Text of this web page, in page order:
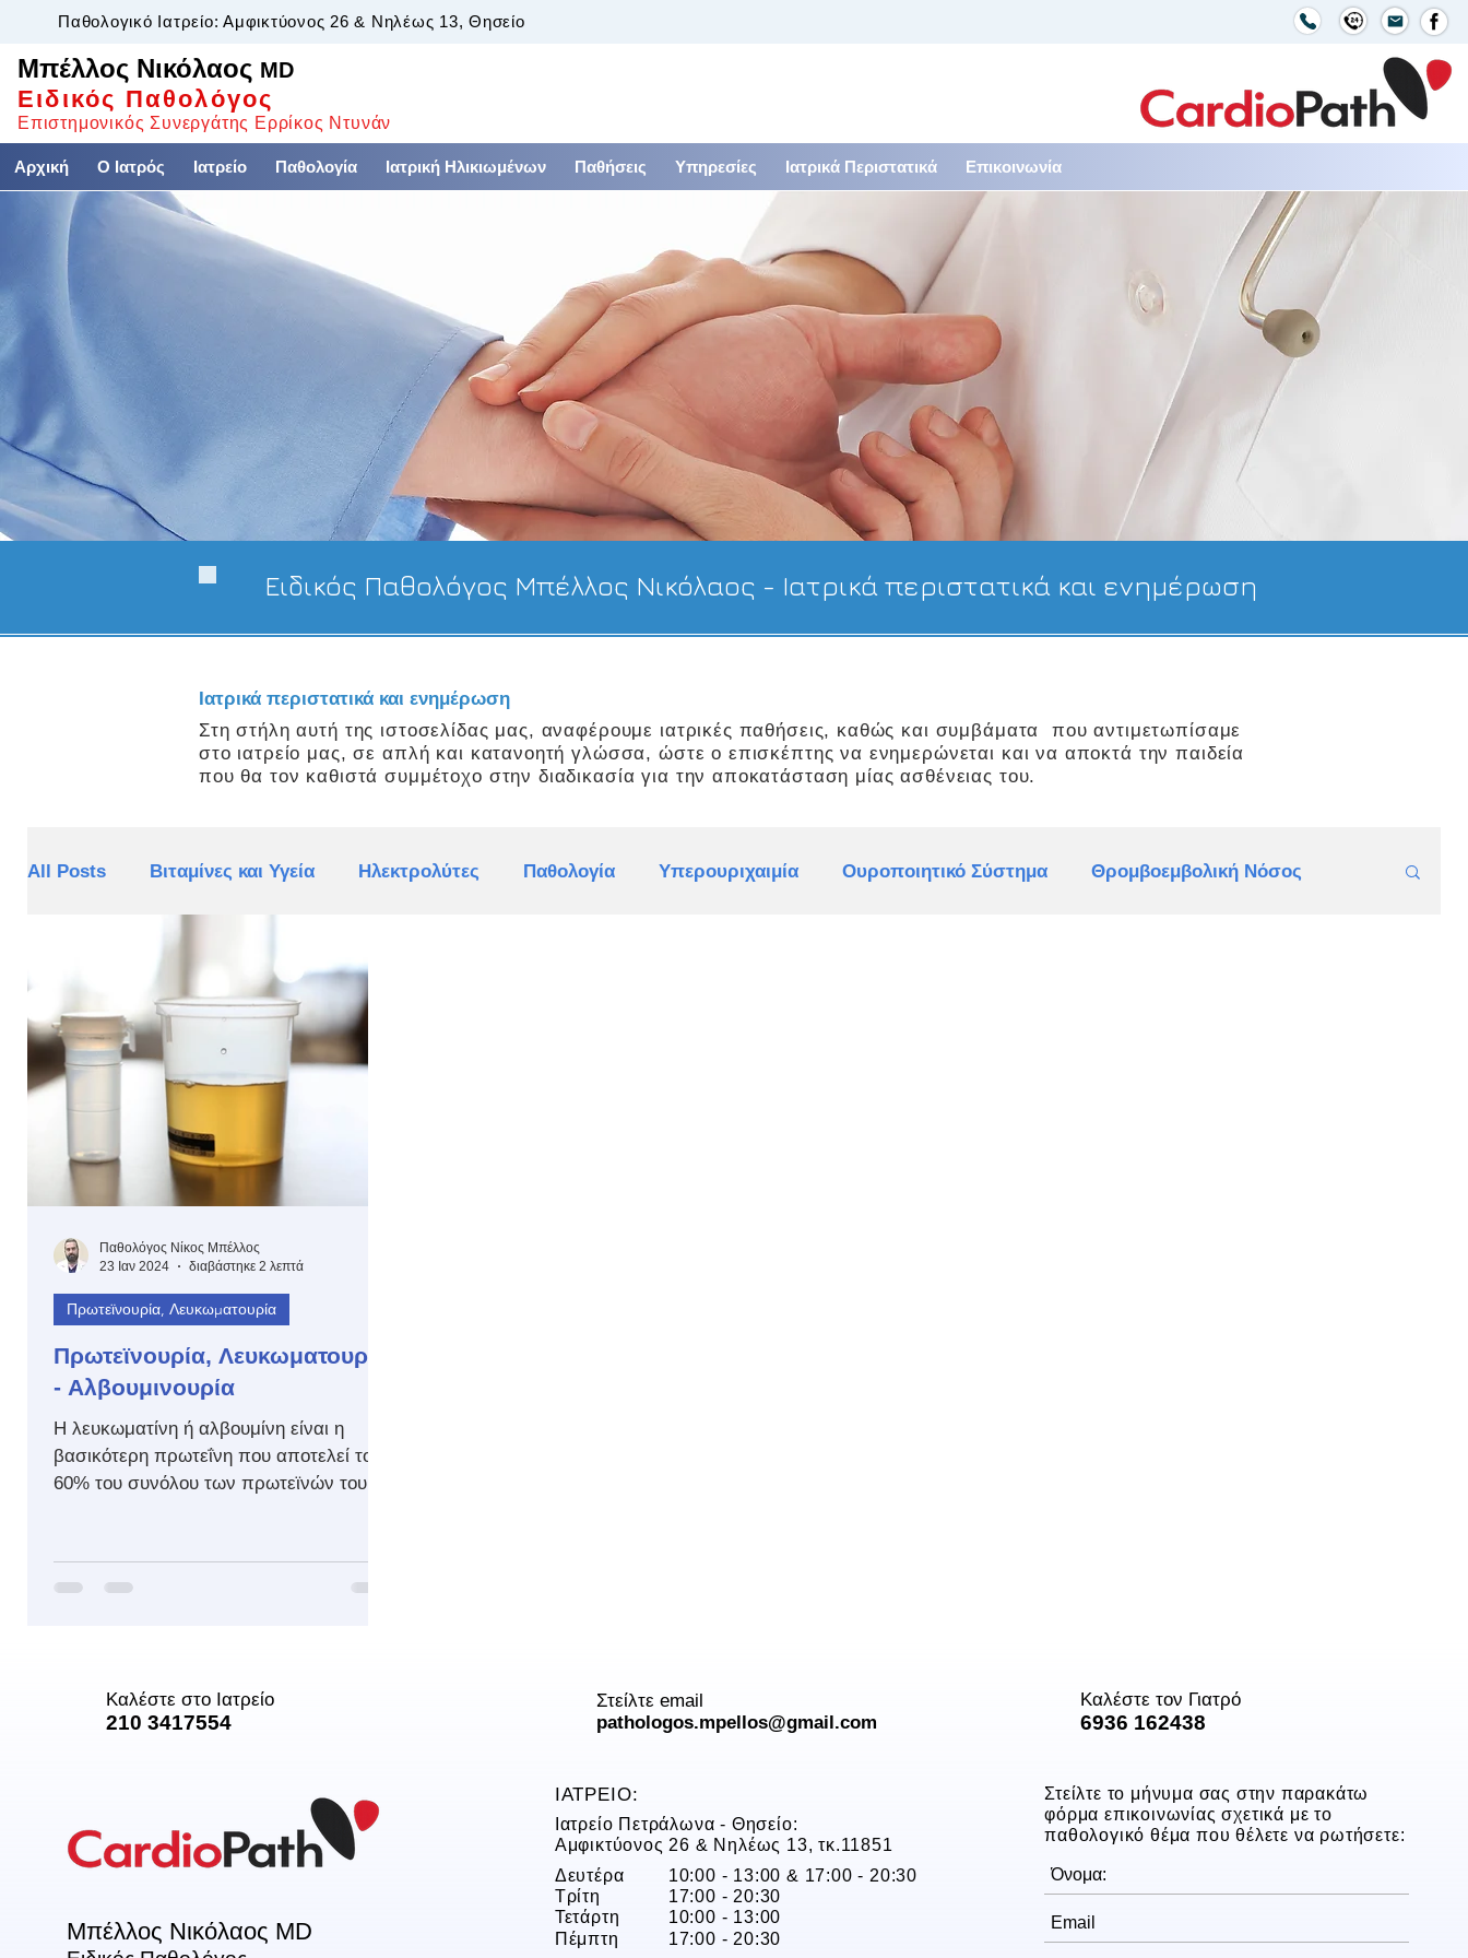
Παθολογικό Ιατρείο: Αμφικτύονος 26 & Νηλέως 13, Θησείο
Μπέλλος Νικόλαος MD
Ειδικός Παθολόγος
Επιστημονικός Συνεργάτης Ερρίκος Ντυνάν
Αρχική Ο Ιατρός Ιατρείο Παθολογία Ιατρική Ηλικιωμένων Παθήσεις Υπηρεσίες Ιατρικά Περιστατικά Επικοινωνία
Ειδικός Παθολόγος Μπέλλος Νικόλαος - Ιατρικά περιστατικά και ενημέρωση
Ιατρικά περιστατικά και ενημέρωση
Στη στήλη αυτή της ιστοσελίδας μας, αναφέρουμε ιατρικές παθήσεις, καθώς και συμβάματα που αντιμετωπίσαμε
στο ιατρείο μας, σε απλή και κατανοητή γλώσσα, ώστε ο επισκέπτης να ενημερώνεται και να αποκτά την παιδεία
που θα τον καθιστά συμμέτοχο στην διαδικασία για την αποκατάσταση μίας ασθένειας του.
All Posts Βιταμίνες και Υγεία Ηλεκτρολύτες Παθολογία Υπερουριχαιμία Ουροποιητικό Σύστημα Θρομβοεμβολική Νόσος
Υπέρταση
Πρωτεϊνουρία, Λευκωματουρία
- Αλβουμινουρία
Η λευκωματίνη ή αλβουμίνη είναι η
βασικότερη πρωτεΐνη που αποτελεί το
60% του συνόλου των πρωτεϊνών του
Πρωτεϊνουρία, Λευκωματουρία
Παθολόγος Νίκος Μπέλλος
23 Ιαν 2024
διαβάστηκε 2 λεπτά
Καλέστε στο Ιατρείο
210 3417554
Μπέλλος Νικόλαος MD
Στείλτε email
pathologos.mpellos@gmail.com
ΙΑΤΡΕΙΟ:
Ιατρείο Πετράλωνα - Θησείο:
Αμφικτύονος 26 & Νηλέως 13, τκ.11851
Δευτέρα
Τρίτη
Τετάρτη
Πέμπτη
10:00 - 13:00 & 17:00 - 20:30
17:00 - 20:30
10:00 - 13:00
17:00 - 20:30
Καλέστε τον Γιατρό
6936 162438
Στείλτε το μήνυμα σας στην παρακάτω
φόρμα επικοινωνίας σχετικά με το
παθολογικό θέμα που θέλετε να ρωτήσετε: